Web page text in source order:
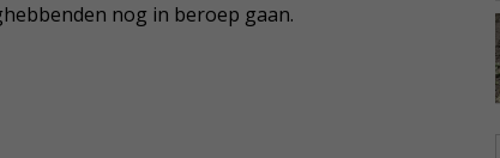
nog in beroep gaan.